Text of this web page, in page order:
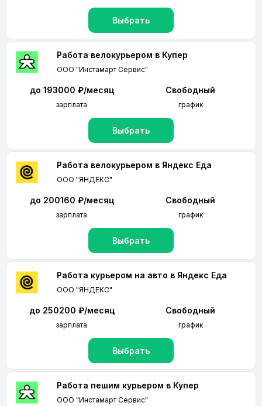
Выбрать
Работа велокурьером в Купер
ООО "Инстамарт Сервис"
до 193000 ₽/месяц
зарплата
Свободный
график
Выбрать
Работа велокурьером в Яндекс Еда
ООО "ЯНДЕКС"
до 200160 ₽/месяц
зарплата
Свободный
график
Выбрать
Работа курьером на авто в Яндекс Еда
ООО "ЯНДЕКС"
до 250200 ₽/месяц
зарплата
Свободный
график
Выбрать
Работа пешим курьером в Купер
ООО "Инстамарт Сервис"